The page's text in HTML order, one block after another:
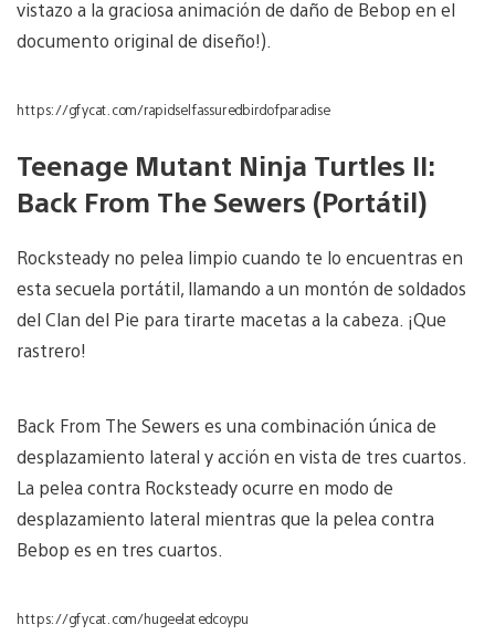
vistazo a la graciosa animación de daño de Bebop en el
documento original de diseño!).
https://gfycat.com/rapidselfassuredbirdofparadise
Teenage Mutant Ninja Turtles II:
Back From The Sewers (Portátil)
Rocksteady no pelea limpio cuando te lo encuentras en
esta secuela portátil, llamando a un montón de soldados
del Clan del Pie para tirarte macetas a la cabeza. ¡Que
rastrero!
Back From The Sewers es una combinación única de
desplazamiento lateral y acción en vista de tres cuartos.
La pelea contra Rocksteady ocurre en modo de
desplazamiento lateral mientras que la pelea contra
Bebop es en tres cuartos.
https://gfycat.com/hugeelatedcoypu